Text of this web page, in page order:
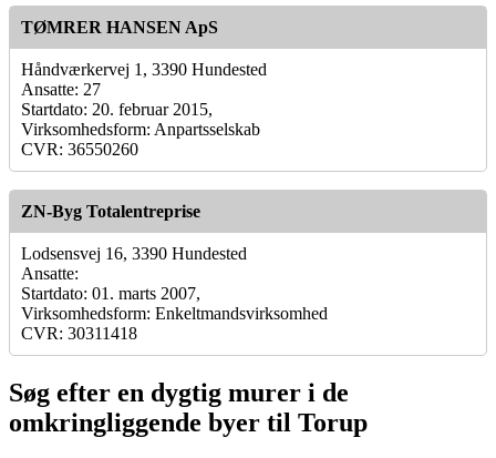
TØMRER HANSEN ApS
Håndværkervej 1, 3390 Hundested
Ansatte: 27
Startdato: 20. februar 2015,
Virksomhedsform: Anpartsselskab
CVR: 36550260
ZN-Byg Totalentreprise
Lodsensvej 16, 3390 Hundested
Ansatte:
Startdato: 01. marts 2007,
Virksomhedsform: Enkeltmandsvirksomhed
CVR: 30311418
Søg efter en dygtig murer i de
omkringliggende byer til Torup